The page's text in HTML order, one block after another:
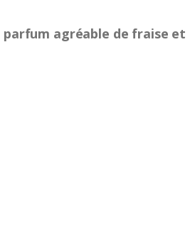
parfum agréable de fraise et